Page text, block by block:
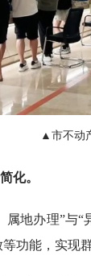
▲市不动
化。
属地办理”与
功能，实现